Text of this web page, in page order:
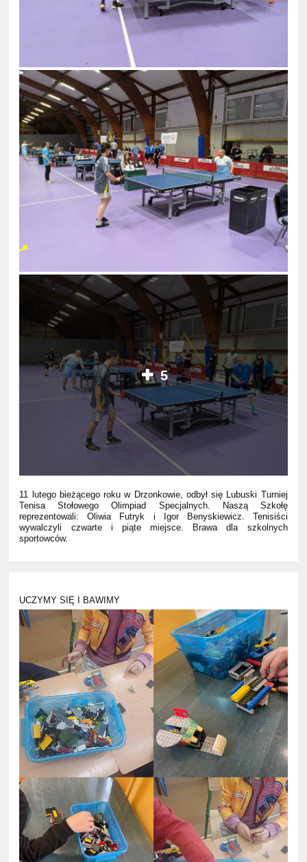
5
11 lutego bieżącego roku w Drzonkowie, odbył się Lubuski Turniej
Tenisa Stołowego Olimpiad Specjalnych. Naszą Szkołę
reprezentowali: Oliwia Futryk i Igor Benyskiewicz. Tenisiści
wywalczyli czwarte i piąte miejsce. Brawa dla szkolnych
sportowców.
UCZYMY SIĘ I BAWIMY